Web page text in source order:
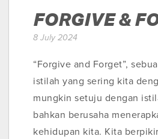
FORGIVE &
8 July 2024
“Forgive and Forget”,
istilah yang sering kita
mungkin setuju dengan
bahkan berusaha
kehidupan kita. Kita